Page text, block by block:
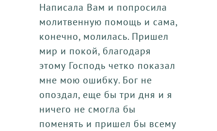
Написала Вам и попросила
молитвенную помощь и сама,
конечно, молилась. Пришел
мир и покой, благодаря
этому Господь четко показал
мне мою ошибку. Бог не
опоздал, еще бы три дня и я
ничего не смогла бы
поменять и пришел бы всему